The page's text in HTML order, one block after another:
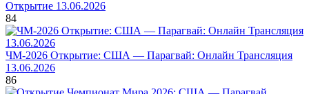
Открытие 13.06.2026
84
ЧМ-2026 Открытие: США — Парагвай: Онлайн Трансляция
13.06.2026
86